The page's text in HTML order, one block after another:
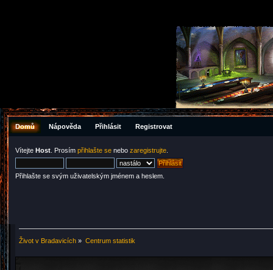
Domů Nápověda Přihlásit Registrovat
Vítejte Host . Prosím přihlašte se nebo zaregistrujte
Přihlašte se svým uživatelským jménem a heslem.
Život v Bradavicích » Centrum statistik